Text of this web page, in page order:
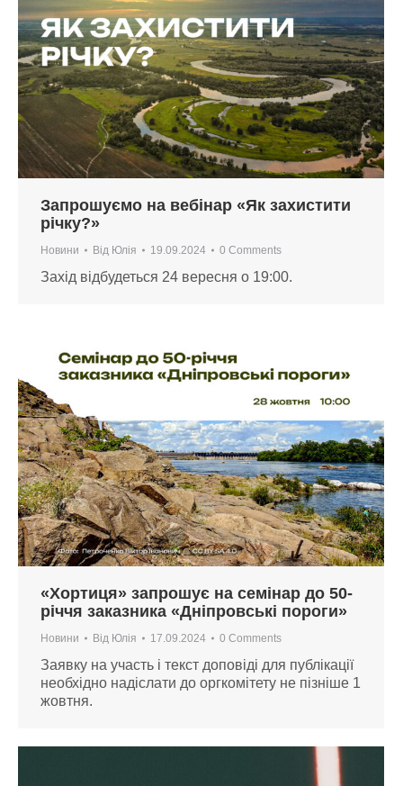
Запрошуємо на вебінар «Як захистити
річку?»
Новини Від Юлія 19.09.2024 0 Comments
Захід відбудеться 24 вересня о 19:00.
«Хортиця» запрошує на семінар до 50-
річчя заказника «Дніпровські пороги»
Новини Від Юлія 17.09.2024 0 Comments
Заявку на участь і текст доповіді для публікації
необхідно надіслати до оргкомітету не пізніше 1
жовтня.